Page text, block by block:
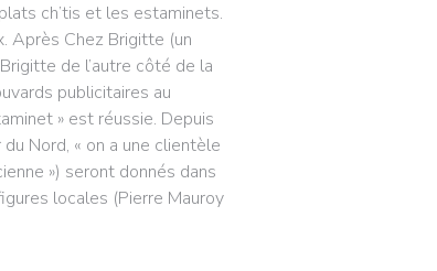
ch’tis et les estaminets.
Après Chez Brigitte (un
de l’autre côté de la
publicitaires au
» est réussie. Depuis
Nord, « on a une clientèle
») seront donnés dans
locales (Pierre Mauroy